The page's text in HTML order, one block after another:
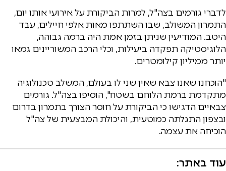
לדברי גורמים בצה"ל, למרות הביקורת על אירועי אותו יום,
התמרון המשולב, שבו השתתפו מאות אלפי חיילים, עבד
היטב. המודיעין שניתן בזמן אמת היה ברמה גבוהה,
הלוגיסטיקה תפקדה ביעילות, וכלי הרכב המשוריינים גמאו
יותר ממיליון קילומטרים.
"הוכחנו שאנו צבא שאין שני לו בעולם, המשלב טכנולוגיה
מתקדמת ברמת הלוחם בשטח", הוסיפו בצה"ל. גורמים
צבאיים הדגישו כי הביקורת על חוסר הצורך בתמרון בדרום
ובצפון התגלתה כמוטעית, והיכולת המבצעית של צה"ל
הוכיחה את עצמה.
עוד באתר: